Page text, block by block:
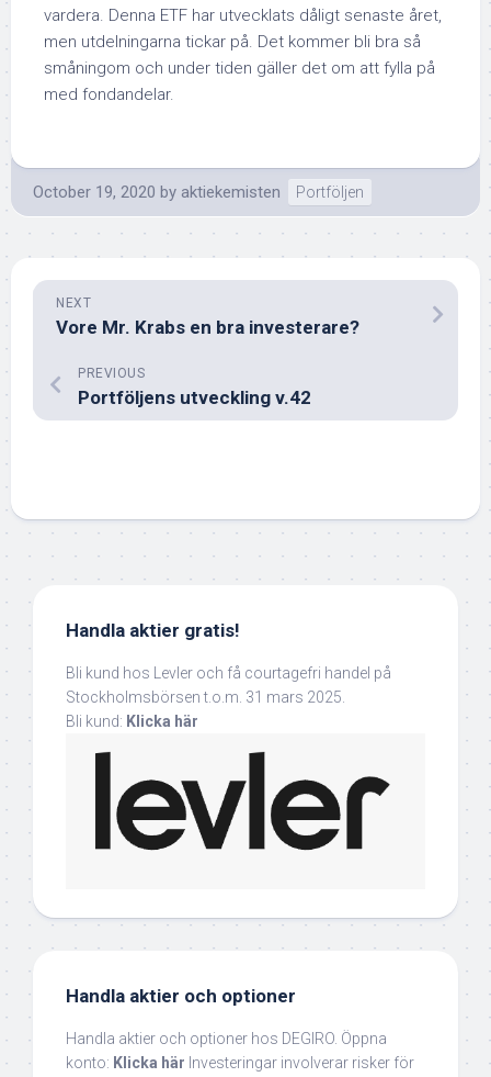
vardera. Denna ETF har utvecklats dåligt senaste året,
men utdelningarna tickar på. Det kommer bli bra så
småningom och under tiden gäller det om att fylla på
med fondandelar.
October 19, 2020 by aktiekemisten Portföljen
NEXT
Vore Mr. Krabs en bra investerare?
PREVIOUS
Portföljens utveckling v.42
Handla aktier gratis!
Bli kund hos Levler och få courtagefri handel på
Stockholmsbörsen t.o.m. 31 mars 2025.
Bli kund: Klicka här
Handla aktier och optioner
Handla aktier och optioner hos DEGIRO. Öppna
konto: Klicka här Investeringar involverar risker för